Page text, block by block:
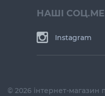
НАШІ
Instagram
© 2026 інтернет-магазин